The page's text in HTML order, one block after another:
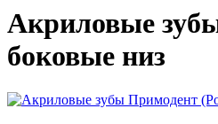
Акриловые
боковые низ